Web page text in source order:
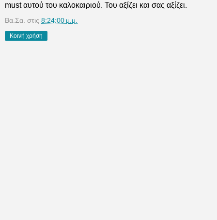
must αυτού του καλοκαιριού. Του αξίζει και σας αξίζει.
Βα.Σα. στις 8:24:00 μ.μ.
Κοινή χρήση